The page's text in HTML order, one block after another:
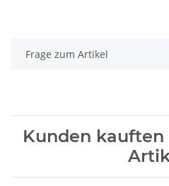
Frage zum Artikel
Kunden